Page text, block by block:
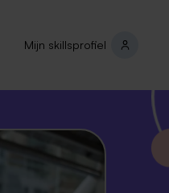
Mijn skillsprofiel